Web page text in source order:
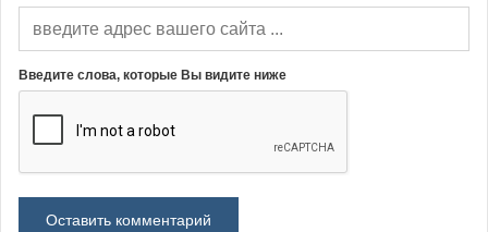
Введите слова, которые Вы видите ниже